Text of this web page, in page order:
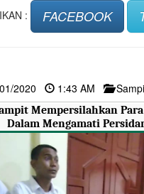
: FACEBOOK
2020 1:43 AM
Mempersilahkan
Dalam Mengamati